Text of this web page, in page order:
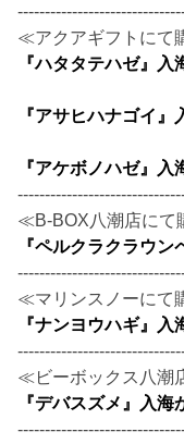
≪アクアギフトにて
『ハタタテハゼ』入
『アサヒハナゴイ』
『アケボノハゼ』入
≪B-BOX八潮店にて
『ペルクラクラウン
≪マリンスノーにて
『ナンヨウハギ』入
≪ビーボックス八潮
『デバスズメ』入海